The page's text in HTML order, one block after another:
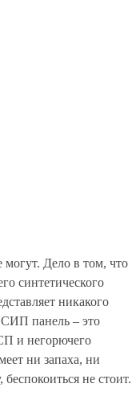
Дело в том, что
синтетического
никакого
панель – это
и негорючего
ни запаха, ни
не стоит.